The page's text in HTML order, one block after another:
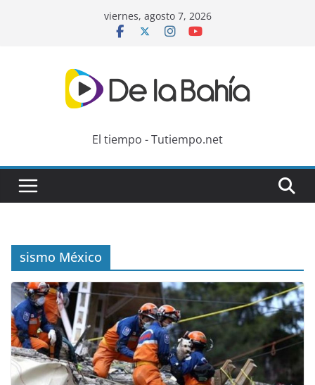
viernes, agosto 7, 2026
El tiempo - Tutiempo.net
sismo México